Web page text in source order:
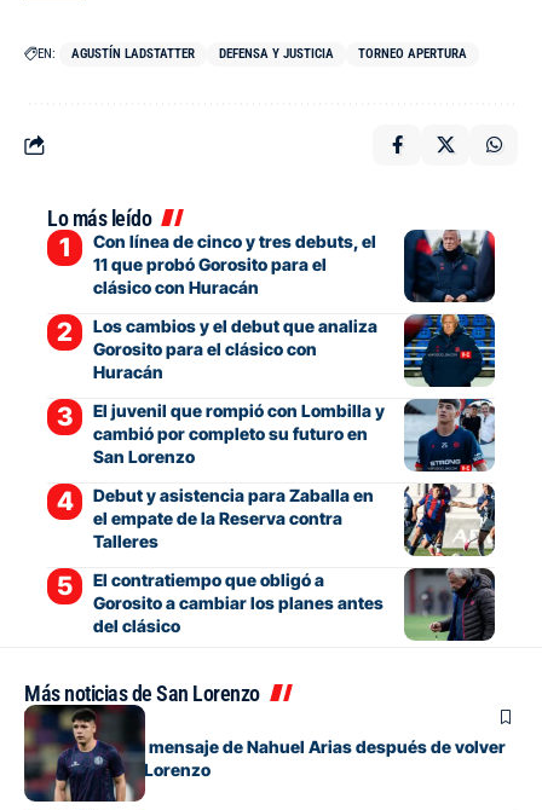
EN: AGUSTÍN LADSTATTER DEFENSA Y JUSTICIA TORNEO APERTURA
Lo más leído
Con línea de cinco y tres debuts, el
11 que probó Gorosito para el
clásico con Huracán
Los cambios y el debut que analiza
Gorosito para el clásico con
Huracán
El juvenil que rompió con Lombilla y
cambió por completo su futuro en
San Lorenzo
Debut y asistencia para Zaballa en
el empate de la Reserva contra
Talleres
El contratiempo que obligó a
Gorosito a cambiar los planes antes
del clásico
Más noticias de San Lorenzo
Fútbol
El conmovedor mensaje de Nahuel Arias después de volver
a jugar en San Lorenzo